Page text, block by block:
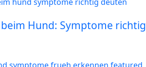
Hund: Symptome richtig